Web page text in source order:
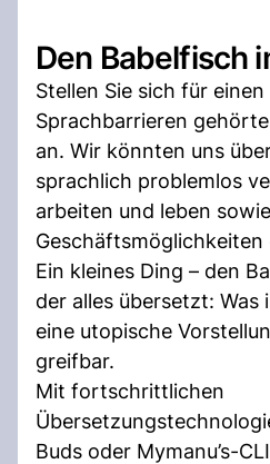
Den Babelfisch
Stellen Sie sich für
Sprachbarrieren
an. Wir könnten uns
sprachlich problemlos
arbeiten und leben
Geschäftsmöglichkeiten
Ein kleines Ding – den
der alles übersetzt: Was
eine utopische
greifbar.
Mit fortschrittlichen
Buds oder Mymanu’s-